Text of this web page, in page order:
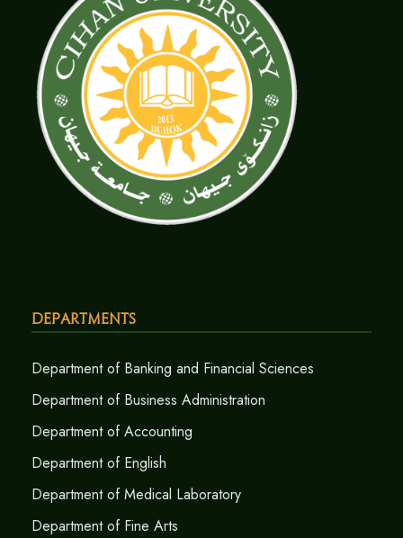
Departments
Department of Banking and Financial Sciences
Department of Business Administration
Department of Accounting
Department of English
Department of Medical Laboratory
Department of Fine Arts